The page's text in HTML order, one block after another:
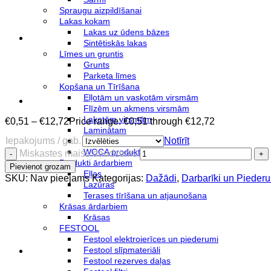
Spraugu aizpildīšanai
Lakas kokam
Lakas uz ūdens bāzes
Sintētiskās lakas
Līmes un gruntis
Grunts
Parketa līmes
Kopšana un Tīrīšana
Eļļotām un vaskotām virsmām
Flīzēm un akmens virsmām
Lakotām virsmām
Laminātam
Linolejam
WOCA produkti
Produkti ārdarbiem
Eļļas
Lazūras
Terases tīrīšana un atjaunošana
Krāsas ārdarbiem
Krāsas
FESTOOL
Festool elektroierīces un piederumi
Festool slīpmateriāli
Festool rezerves daļas
€0,51 – €12,72Price range: €0,51 through €12,72
Iepakojums / gab.
Notīrīt
Miskastes maiss daudzums
Pievienot grozam
SKU: Nav pieejams Kategorijas: Dažādi, Darbarīki un